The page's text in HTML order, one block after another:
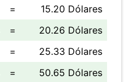
=
15.20 Dólares
=
20.26 Dólares
=
25.33 Dólares
= 50.65 Dólares